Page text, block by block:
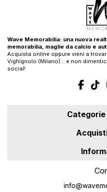
Wave Memorabilia: una nuova
memorabilia, maglie da calcio e
Acquista online oppure vieni a
Vighignolo (Milano)… e non
social!